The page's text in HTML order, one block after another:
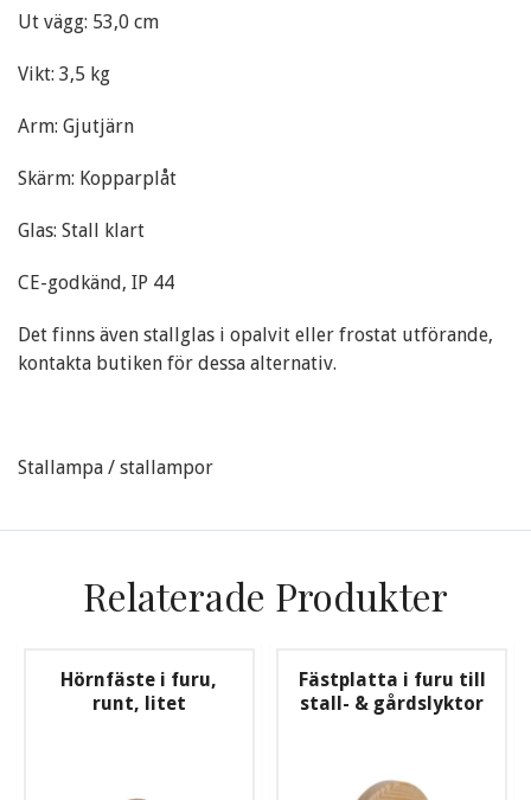
Ut vägg: 53,0 cm
Vikt: 3,5 kg
Arm: Gjutjärn
Skärm: Kopparplåt
Glas: Stall klart
CE-godkänd, IP 44
Det finns även stallglas i opalvit eller frostat utförande,
kontakta butiken för dessa alternativ.
Stallampa / stallampor
Relaterade Produkter
Hörnfäste i furu,
runt, litet
Fästplatta i furu till
stall- & gårdslyktor